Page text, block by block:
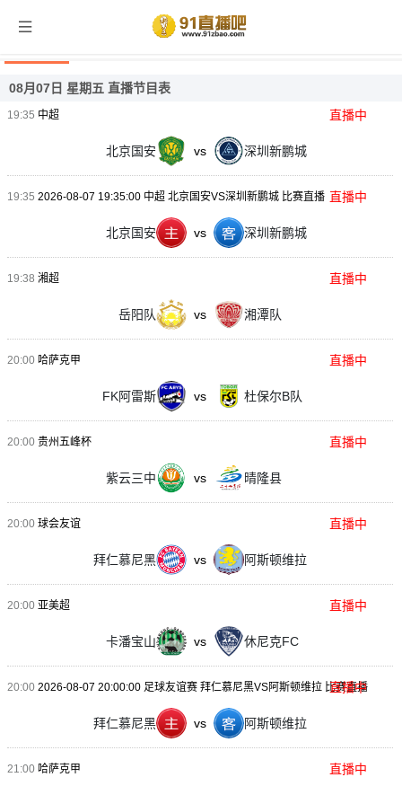
08月07日 星期五 直播节目表
19:35 中超
北京国安 vs 深圳新鹏城
直播中
19:35 2026-08-07 19:35:00 中超 北京国安VS深圳新鹏城 比赛直播
北京国安 vs 深圳新鹏城
直播中
19:38 湘超
岳阳队 vs 湘潭队
直播中
20:00 哈萨克甲
FK阿雷斯 vs 杜保尔B队
直播中
20:00 贵州五峰杯
紫云三中 vs 晴隆县
直播中
20:00 球会友谊
拜仁慕尼黑 vs 阿斯顿维拉
直播中
20:00 亚美超
卡潘宝山 vs 休尼克FC
直播中
20:00 2026-08-07 20:00:00 足球友谊赛 拜仁慕尼黑VS阿斯顿维拉 比赛直播
拜仁慕尼黑 vs 阿斯顿维拉
直播中
21:00 哈萨克甲 直播中